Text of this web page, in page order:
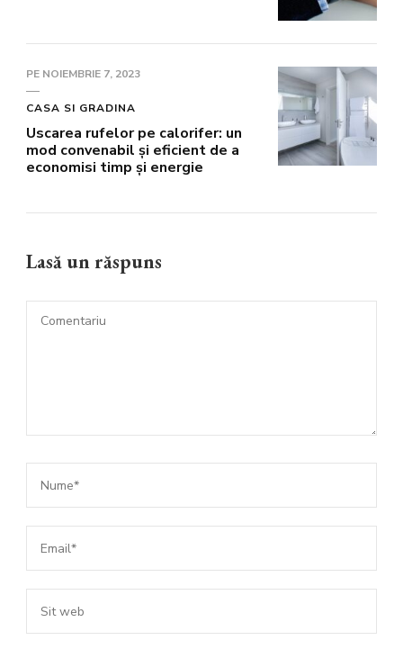
PE NOIEMBRIE 7, 2023
CASA SI GRADINA
Uscarea rufelor pe calorifer: un
mod convenabil și eficient de a
economisi timp și energie
Lasă un răspuns